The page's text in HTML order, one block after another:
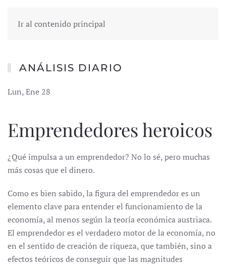
Ir al contenido principal
ANÁLISIS DIARIO
Lun, Ene 28
Emprendedores heroicos
¿Qué impulsa a un emprendedor? No lo sé, pero muchas
más cosas que el dinero.
Como es bien sabido, la figura del emprendedor es un
elemento clave para entender el funcionamiento de la
economía, al menos según la teoría económica austriaca.
El emprendedor es el verdadero motor de la economía, no
en el sentido de creación de riqueza, que también, sino a
efectos teóricos de conseguir que las magnitudes